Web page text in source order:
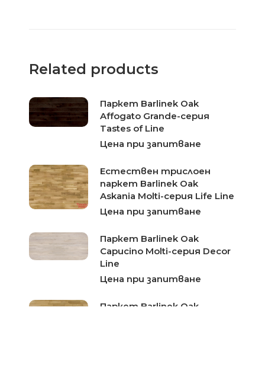
Related products
Паркет Barlinek Oak
Affogato Grande-серия
Tastes of Line
Цена при запитване
Естествен трислоен
паркет Barlinek Oak
Askania Molti-серия Life Line
Цена при запитване
Паркет Barlinek Oak
Capucino Molti-серия Decor
Line
Цена при запитване
Паркет Barlinek Oak